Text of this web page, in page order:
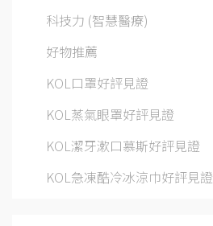
科技力 (智慧醫療)
好物推薦
KOL口罩好評見證
KOL蒸氣眼罩好評見證
KOL潔牙漱口慕斯好評見證
KOL急凍酷冷冰涼巾好評見證